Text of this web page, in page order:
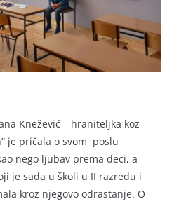
Knežević – hraniteljka koz
je pričala o svom poslu
nego ljubav prema deci, a
je sada u školi u II razredu i
kroz njegovo odrastanje. O